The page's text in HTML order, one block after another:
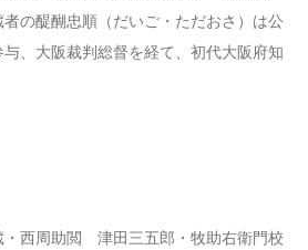
の醍醐忠順（だいご・ただおさ）は公
、大阪裁判総督を経て、初代大阪府知
西周助閲 津田三五郎・牧助右衛門校